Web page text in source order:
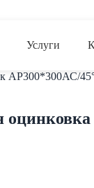
Услуги
AP300*300АС/